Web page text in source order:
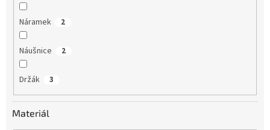
Náramek 2
Náušnice 2
Držák 3
Materiál